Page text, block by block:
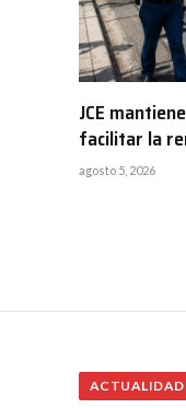
JCE
facilitar la
agosto 5, 2026
ACTUALIDAD